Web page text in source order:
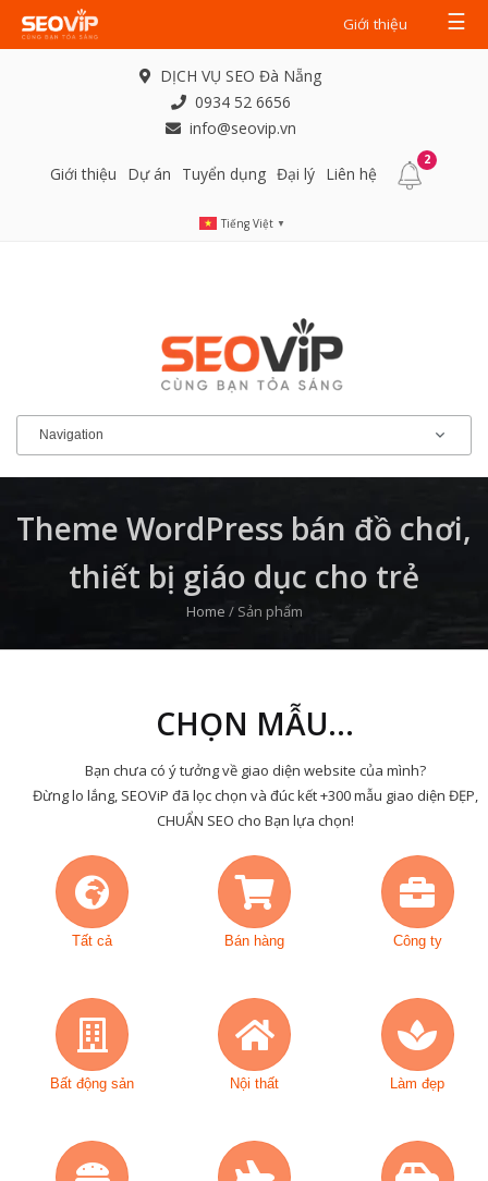
Giới thiệu ☰
DỊCH VỤ SEO Đà Nẵng
0934 52 6656
info@seovip.vn
Giới thiệu Dự án Tuyển dụng Đại lý Liên hệ
2
Tiếng Việt ▼
Theme WordPress bán đồ chơi,
thiết bị giáo dục cho trẻ
Home / Sản phẩm
CHỌN MẪU...
Bạn chưa có ý tưởng về giao diện website của mình?
Đừng lo lắng, SEOViP đã lọc chọn và đúc kết +300 mẫu giao diện ĐẸP,
CHUẨN SEO cho Bạn lựa chọn!
Tất cả Bán hàng Công ty
Bất động sản Nội thất Làm đẹp